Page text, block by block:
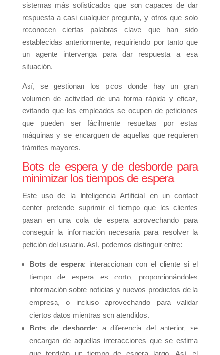
sistemas más sofisticados que son capaces de dar
respuesta a casi cualquier pregunta, y otros que solo
reconocen ciertas palabras clave que han sido
establecidas anteriormente, requiriendo por tanto que
un agente intervenga para dar respuesta a esa
situación.
Así, se gestionan los picos donde hay un gran
volumen de actividad de una forma rápida y eficaz,
evitando que los empleados se ocupen de peticiones
que pueden ser fácilmente resueltas por estas
máquinas y se encarguen de aquellas que requieren
trámites mayores.
Bots de espera y de desborde para
minimizar los tiempos de espera
Este uso de la Inteligencia Artificial en un contact
center pretende suprimir el tiempo que los clientes
pasan en una cola de espera aprovechando para
conseguir la información necesaria para resolver la
petición del usuario. Así, podemos distinguir entre:
Bots de espera: interaccionan con el cliente si el
tiempo de espera es corto, proporcionándoles
información sobre noticias y nuevos productos de la
empresa, o incluso aprovechando para validar
ciertos datos mientras son atendidos.
Bots de desborde: a diferencia del anterior, se
encargan de aquellas interacciones que se estima
que tendrán un tiempo de espera largo. Así, el